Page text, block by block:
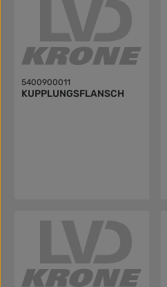
5400900011
KUPPLUNGSFLANSCH